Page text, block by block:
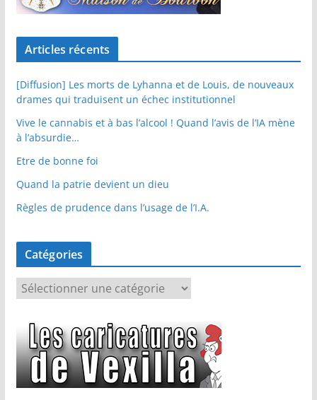
Articles récents
[Diffusion] Les morts de Lyhanna et de Louis, de nouveaux
drames qui traduisent un échec institutionnel
Vive le cannabis et à bas l’alcool ! Quand l’avis de l’IA mène
à l’absurdie…
Etre de bonne foi
Quand la patrie devient un dieu
Règles de prudence dans l’usage de l’I.A.
Catégories
a
é
g
o
r